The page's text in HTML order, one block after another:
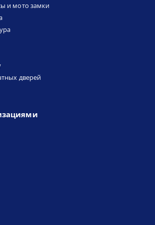
и мото замки
дверей